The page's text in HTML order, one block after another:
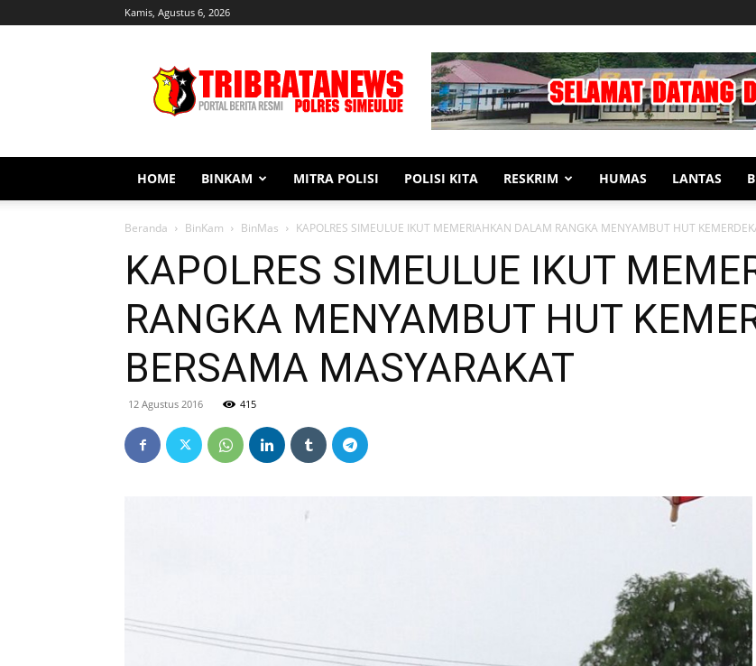
Kamis, Agustus 6, 2026
Simeulue
HOME BINKAM MITRA POLISI POLISI KITA RESKRIM HUMAS LANTAS
Beranda BinKam BinMas KAPOLRES SIMEULUE IKUT MEMERIAHKAN DALAM RANGKA MENYAMBUT HUT
KAPOLRES SIMEULUE IKUT
RANGKA MENYAMBUT HUT
BERSAMA MASYARAKAT
12 Agustus 2016 415